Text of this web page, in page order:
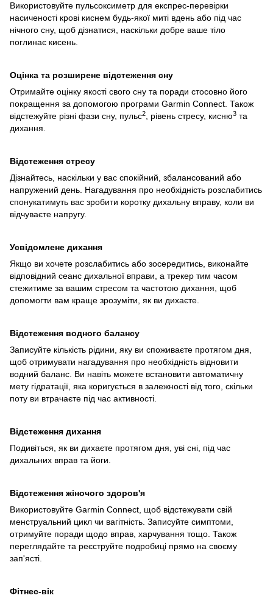
Використовуйте пульсоксиметр для експрес-перевірки
насиченості крові киснем будь-якої миті вдень або під час
нічного сну, щоб дізнатися, наскільки добре ваше тіло
поглинає кисень.
Оцінка та розширене відстеження сну
Отримайте оцінку якості свого сну та поради стосовно його
покращення за допомогою програми Garmin Connect. Також
відстежуйте різні фази сну, пульс2, рівень стресу, кисню3 та
дихання.
Відстеження стресу
Дізнайтесь, наскільки у вас спокійний, збалансований або
напружений день. Нагадування про необхідність розслабитись
спонукатимуть вас зробити коротку дихальну вправу, коли ви
відчуваєте напругу.
Усвідомлене дихання
Якщо ви хочете розслабитись або зосередитись, виконайте
відповідний сеанс дихальної вправи, а трекер тим часом
стежитиме за вашим стресом та частотою дихання, щоб
допомогти вам краще зрозуміти, як ви дихаєте.
Відстеження водного балансу
Записуйте кількість рідини, яку ви споживаєте протягом дня,
щоб отримувати нагадування про необхідність відновити
водний баланс. Ви навіть можете встановити автоматичну
мету гідратації, яка коригується в залежності від того, скільки
поту ви втрачаєте під час активності.
Відстеження дихання
Подивіться, як ви дихаєте протягом дня, уві сні, під час
дихальних вправ та йоги.
Відстеження жіночого здоров'я
Використовуйте Garmin Connect, щоб відстежувати свій
менструальний цикл чи вагітність. Записуйте симптоми,
отримуйте поради щодо вправ, харчування тощо. Також
переглядайте та реєструйте подробиці прямо на своєму
зап'ясті.
Фітнес-вік